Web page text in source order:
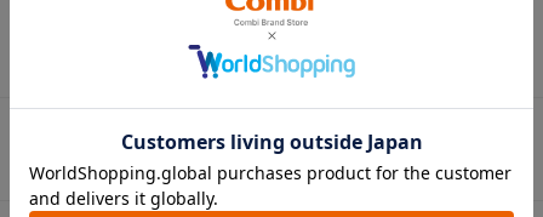
オーラルケア
ベビートイ